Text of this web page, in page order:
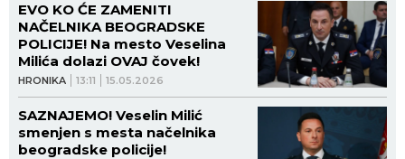
HRONIKA 13:11 15.05.2026
EVO KO ĆE ZAMENITI
NAČELNIKA BEOGRADSKE
POLICIJE! Na mesto Veselina
Milića dolazi OVAJ čovek!
SAZNAJEMO! Veselin Milić
smenjen s mesta načelnika
beogradske policije!